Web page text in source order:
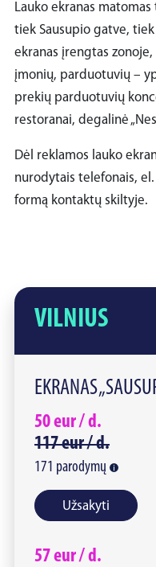
VILNIUS
EKRANAS
50eur /d.
117eur /d.
171 parodymų
Užsakyti
57eur /d.
Lauko ekranas
tiek Sausupio gatve,
ekranas įrengtas
įmonių, parduotuvių –
prekių parduotuvių
restoranai, degalinė
Dėl reklamos lauko
nurodytais telefonais,
formą kontaktų skiltyje.